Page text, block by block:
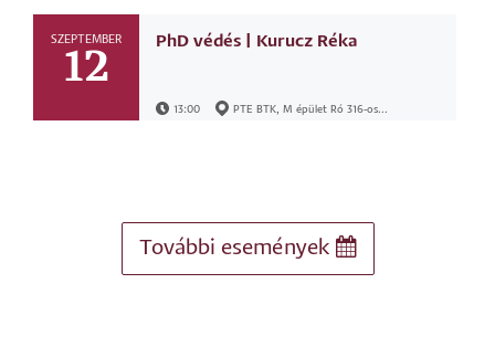
SZEPTEMBER
12
PhD védés | Kurucz Réka
13:00 PTE BTK, M épület Ró 316-os...
További események